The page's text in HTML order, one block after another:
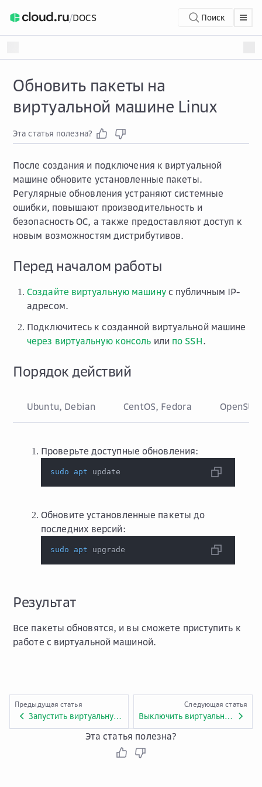
/DOCS Поиск
Обновить пакеты на
виртуальной машине Linux
Эта статья полезна?
После создания и подключения к виртуальной
машине обновите установленные пакеты.
Регулярные обновления устраняют системные
ошибки, повышают производительность и
безопасность ОС, а также предоставляют доступ к
новым возможностям дистрибутивов.
Перед началом работы
Создайте виртуальную машинус публичным IP-
адресом.
Подключитесь к созданной виртуальной машине
через виртуальную консоль или по SSH.
Порядок действий
Ubuntu, Debian CentOS, Fedora
Проверьте доступные обновления:
sudo apt update
Обновите установленные пакеты до
последних версий:
sudo apt upgrade
Результат
Все пакеты обновятся, и вы сможете приступить к
работе с виртуальной машиной.
Предыдущая статья
Запустить виртуальную машину
Следующая статья
Выключить виртуальную машину
Эта статья полезна?